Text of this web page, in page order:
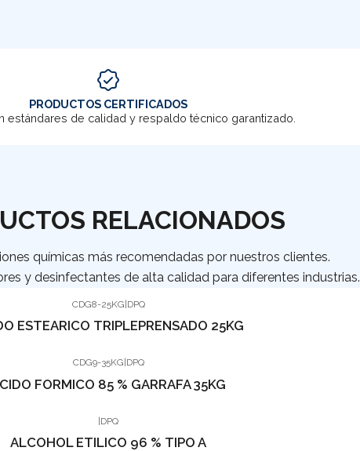
PRODUCTOS CERTIFICADOS
estándares de calidad y respaldo técnico garantizado.
RELACIONADOS
químicas más recomendadas por nuestros clientes.
y desinfectantes de alta calidad para diferentes industrias.
CDG8-25KG DPQ
ESTEARICO TRIPLEPRENSADO 25KG
CDG9-35KG DPQ
FORMICO 85 % GARRAFA 35KG
|DPQ
ALCOHOL ETILICO 96 % TIPO A